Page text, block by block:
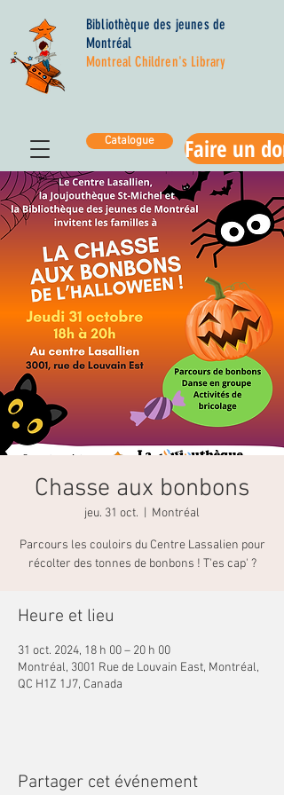
Bibliothèque des jeunes de
Montréal
Montreal Children's Library
Catalogue Faire un don
Chasse aux bonbons
jeu. 31 oct. Montréal
Parcours les couloirs du Centre Lassalien pour
récolter des tonnes de bonbons ! T'es cap' ?
Heure et lieu
31 oct. 2024, 18 h 00 – 20 h 00
Montréal, 3001 Rue de Louvain East, Montréal,
QC H1Z 1J7, Canada
Partager cet événement